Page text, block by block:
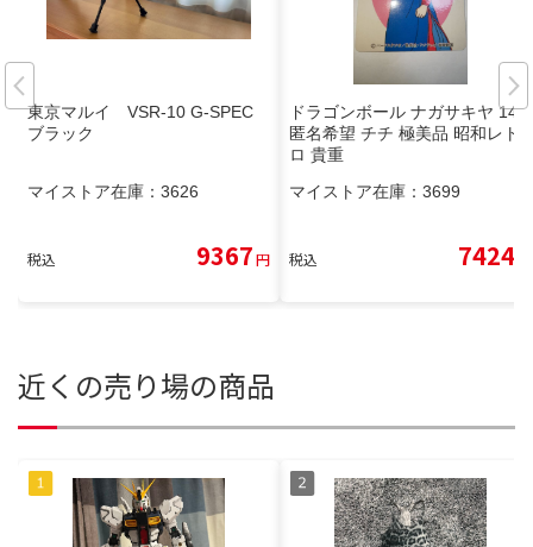
東京マルイ VSR-10 G-SPEC
ブラック
マイストア在庫： 3626
税込 9367円
ドラゴンボール ナガサキヤ 14
匿名希望 チチ 極美品 昭和レト
ロ 貴重
マイストア在庫： 3699
税込 7424
近くの売り場の商品